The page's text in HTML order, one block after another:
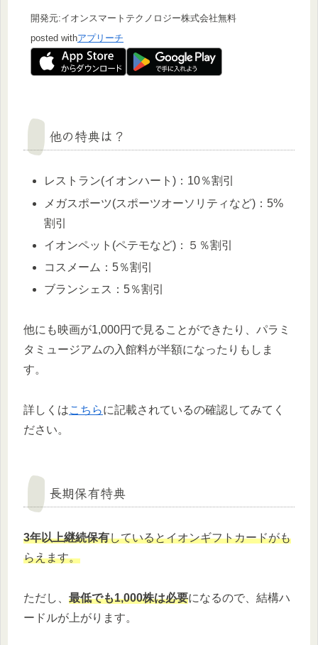
開発元:イオンスマートテクノロジー株式会社無料
posted withアプリーチ
他の特典は？
レストラン(イオンハート)：10％割引
メガスポーツ(スポーツオーソリティなど)：5%
割引
イオンペット(ペテモなど)：５％割引
コスメーム：5％割引
ブランシェス：5％割引
他にも映画が1,000円で見ることができたり、パラミ
タミュージアムの入館料が半額になったりもしま
す。
詳しくはこちらに記載されているの確認してみてく
ださい。
長期保有特典
3年以上継続保有しているとイオンギフトカードがも
らえます。
ただし、 最低でも1,000株は必要になるので、結構ハ
ードルが上がります。